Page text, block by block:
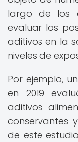
largo de los
evaluar los
aditivos en la
niveles de
Por ejemplo,
en 2019
aditivos
conservantes
de este